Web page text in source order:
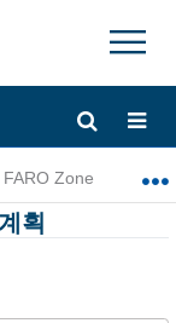
×
FARO Zone
획